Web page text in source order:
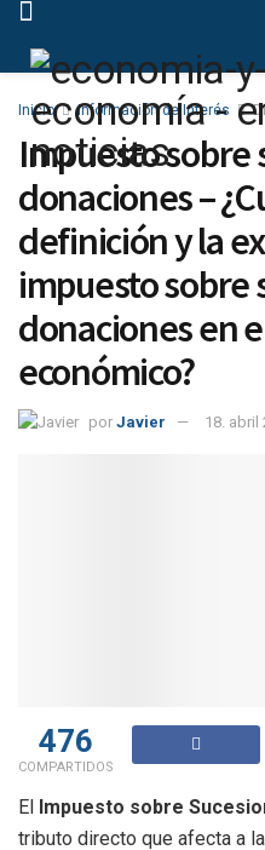
Inicio Información de Interés
Impuesto sobre
donaciones –
definición y la
impuesto sobre
donaciones en
económico?
por Javier 18. abril
476
COMPARTIDOS
El Impuesto sobre
tributo directo que afecta a